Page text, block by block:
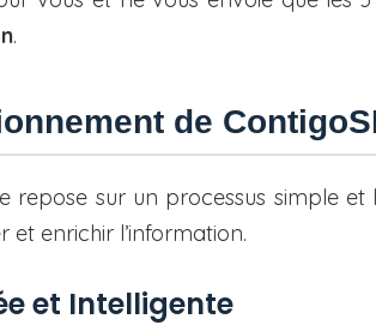
.
de
sur un processus simple et
enrichir l’information.
et Intelligente